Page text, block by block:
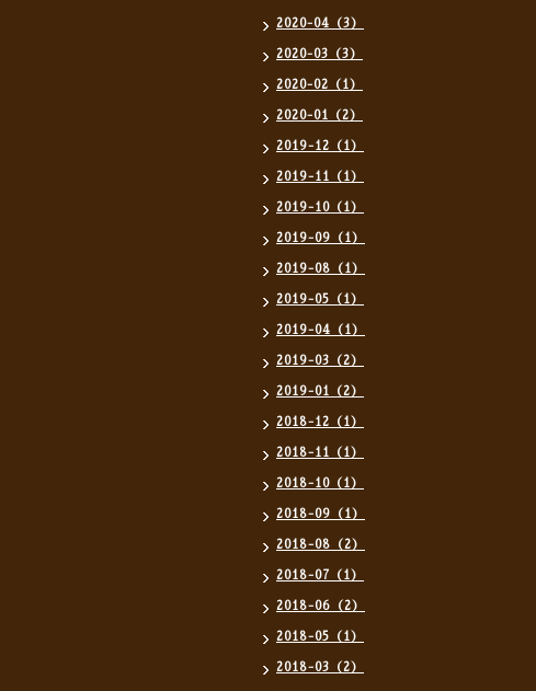
2020-04（3）
2020-03（3）
2020-02（1）
2020-01（2）
2019-12（1）
2019-11（1）
2019-10（1）
2019-09（1）
2019-08（1）
2019-05（1）
2019-04（1）
2019-03（2）
2019-01（2）
2018-12（1）
2018-11（1）
2018-10（1）
2018-09（1）
2018-08（2）
2018-07（1）
2018-06（2）
2018-05（1）
2018-03（2）